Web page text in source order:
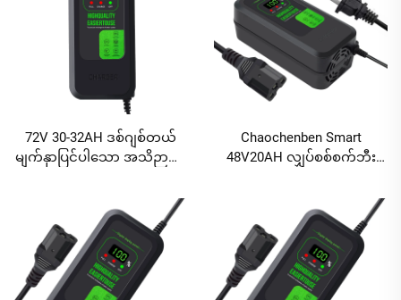
72V 30-32AH ဒစ်ဂျစ်တယ်
မျက်နှာပြင်ပါသော အသိဉာဏ်
လျှပ်စစ်ကားနှင့် စက်ဘီးအား
သွင်းကိရိယာ၊ ခဲအက်စစ်အား
သွင်းကိရိယာ AC နှင့် DC ပေါ်
တ်များပါ
Chaochenben Smart
48V20AH လျှပ်စစ်စက်ဘီး
ပစ္စည်း၊ မြန်အားသွင်းခြင်း၊
အလွန်အကျွံအားသွင်းခြင်းကာ
ကွယ်မှု